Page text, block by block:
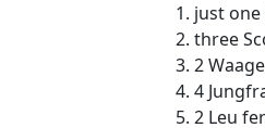
just one
three
2
4
2 Leu